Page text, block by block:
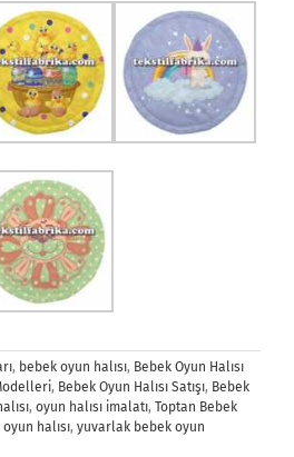
, bebek oyun halısı, Bebek Oyun Halısı
, Bebek Oyun Halısı Satışı, Bebek
, oyun halısı imalatı, Toptan Bebek
halısı, yuvarlak bebek oyun